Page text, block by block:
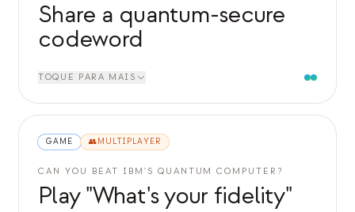
Share a quantum-secure
codeword
TOQUE PARA MAIS
GAME 👥MULTIPLAYER
CAN YOU BEAT IBM'S QUANTUM COMPUTER?
Play "What's your fidelity"